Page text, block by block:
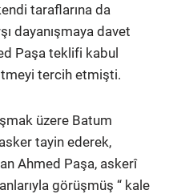
taraflarına da
dayanışmaya davet
Paşa teklifi kabul
tercih etmişti.
üzere Batum
tayin ederek,
Ahmed Paşa, askerî
görüşmüş “ kale